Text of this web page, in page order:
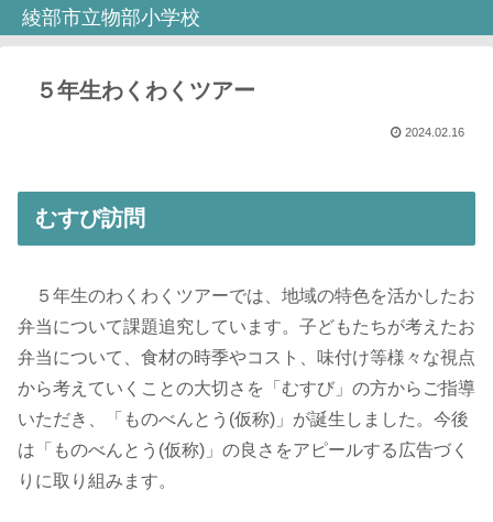
綾部市立物部小学校
５年生わくわくツアー
2024.02.16
むすび訪問
５年生のわくわくツアーでは、地域の特色を活かしたお
弁当について課題追究しています。子どもたちが考えたお
弁当について、食材の時季やコスト、味付け等様々な視点
から考えていくことの大切さを「むすび」の方からご指導
いただき、「ものべんとう(仮称)」が誕生しました。今後
は「ものべんとう(仮称)」の良さをアピールする広告づく
りに取り組みます。